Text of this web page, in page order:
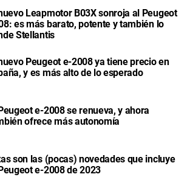
Leapmotor B03X sonroja al Peugeot
es más barato, potente y también lo
Stellantis
Peugeot e-2008 ya tiene precio en
y es más alto de lo esperado
e-2008 se renueva, y ahora
ofrece más autonomía
son las (pocas) novedades que incluye
e-2008 de 2023